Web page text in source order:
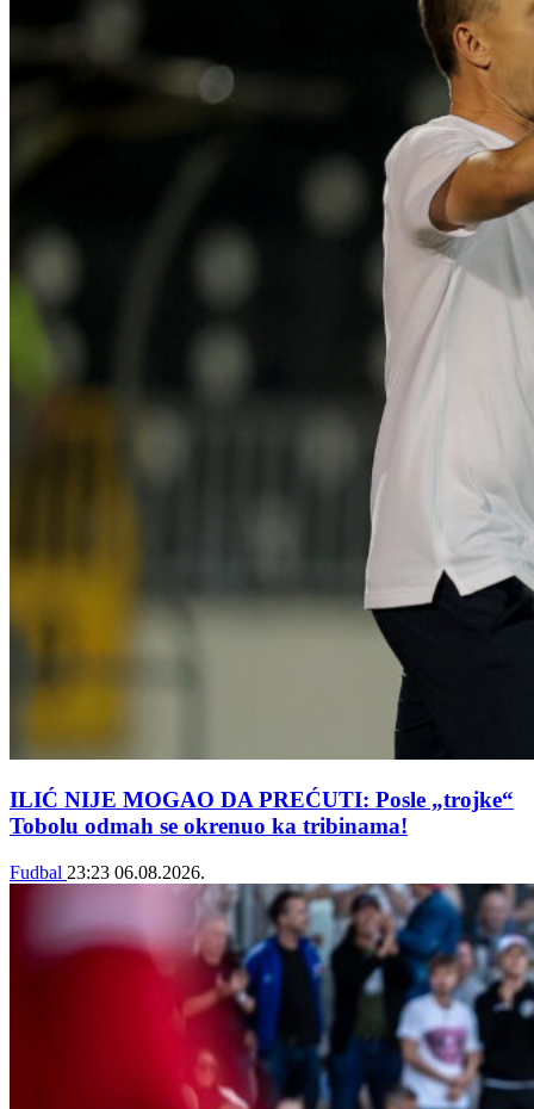
ILIĆ NIJE MOGAO DA PREĆUTI: Posle „trojke“
Tobolu odmah se okrenuo ka tribinama!
Fudbal 23:23 06.08.2026.